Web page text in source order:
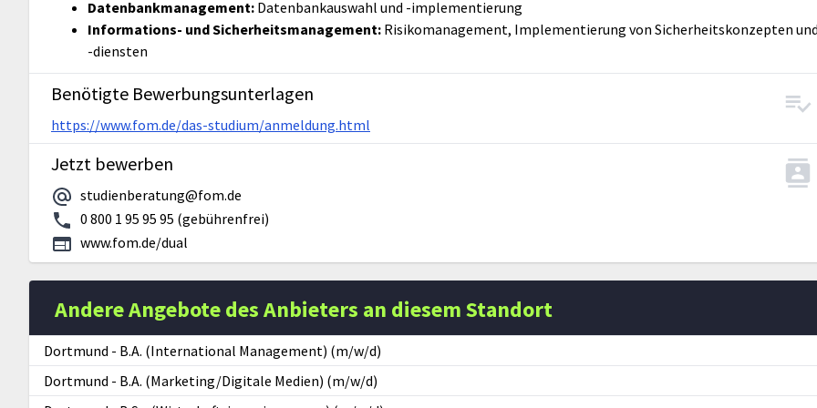
Datenbankmanagement: Datenbankauswahl und -implementierung
Informations- und Sicherheitsmanagement: Risikomanagement, Implementierung von Sicherheitskonzepten
-diensten
Benötigte Bewerbungsunterlagen
https://www.fom.de/das-studium/anmeldung.html
Jetzt bewerben
studienberatung@fom.de
0 800 1 95 95 95 (gebührenfrei)
www.fom.de/dual
Andere Angebote des Anbieters an diesem Standort
Dortmund - B.A. (International Management) (m/w/d)
Dortmund - B.A. (Marketing/Digitale Medien) (m/w/d)